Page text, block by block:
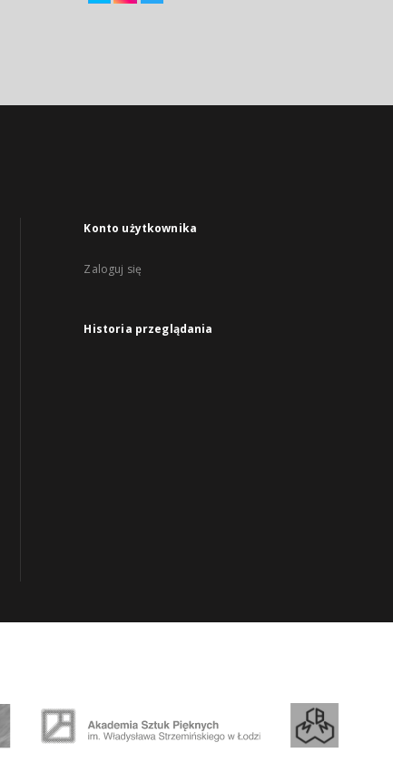
Konto użytkownika
Zaloguj się
Historia przeglądania